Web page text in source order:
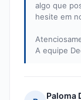
algo que
hesite em
A equipe
Paloma